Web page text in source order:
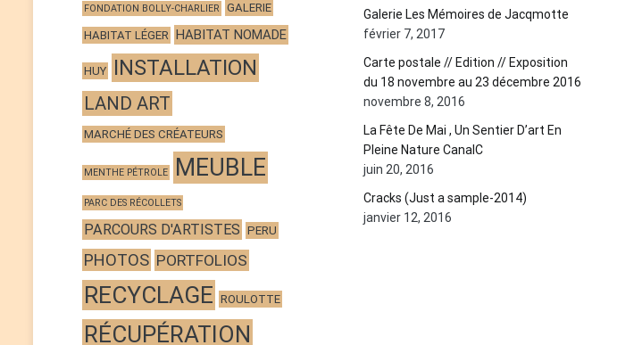
FONDATION BOLLY-CHARLIER GALERIE
HABITAT LÉGER HABITAT NOMADE
HUY INSTALLATION
LAND ART
MARCHÉ DES CRÉATEURS
MENTHE PÉTROLE MEUBLE
PARC DES RÉCOLLETS
PARCOURS D'ARTISTES PERU
PHOTOS PORTFOLIOS
RECYCLAGE ROULOTTE
RÉCUPÉRATION
Galerie Les Mémoires de Jacqmotte
février 7, 2017
Carte postale // Edition // Exposition
du 18 novembre au 23 décembre 2016
novembre 8, 2016
La Fête De Mai , Un Sentier D’art En
Pleine Nature CanalC
juin 20, 2016
Cracks (Just a sample-2014)
janvier 12, 2016